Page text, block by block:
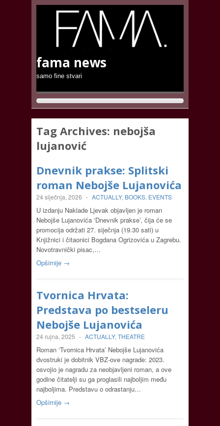
fama news
samo fine stvari
Tag Archives: nebojša
lujanović
Dnevnik prakse: Splitski
roman Nebojše Lujanovića
24 siječnja, 2026 - ACTUALLY, BOOKS, EVENTS
U izdanju Naklade Ljevak objavljen je roman
Nebojše Lujanovića ‘Dnevnik prakse’, čija će se
promocija održati 27. siječnja (19.30 sati) u
Knjižnici i čitaonici Bogdana Ogrizovića u Zagrebu.
Novotravnički pisac,…
Opširnije →
Tvornica Hrvata:
Predstava po bestseleru
Nebojše Lujanovića
24 rujna, 2025 - ACTUALLY, THEATRE
Roman ‘Tvornica Hrvata’ Nebojše Lujanovića
dvostruki je dobitnik VBZ-ove nagrade: 2023.
osvojio je nagradu za neobjavljeni roman, a ove
godine čitatelji su ga proglasili najboljim među
najboljima. Predstavu o odrastanju…
Opširnije →